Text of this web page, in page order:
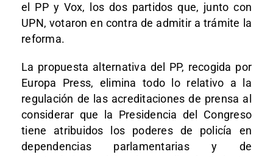
el PP y Vox, los dos partidos que, junto con
UPN, votaron en contra de admitir a trámite la
reforma.
La propuesta alternativa del PP, recogida por
Europa Press, elimina todo lo relativo a la
regulación de las acreditaciones de prensa al
considerar que la Presidencia del Congreso
tiene atribuidos los poderes de policía en
dependencias parlamentarias y de